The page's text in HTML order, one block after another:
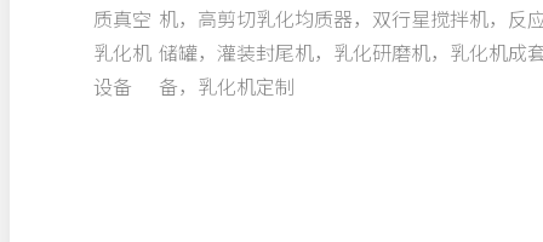
质真空
乳化机
设备
机，高剪切乳化均质器，双行星搅拌机，反
储罐，灌装封尾机，乳化研磨机，乳化机成
备，乳化机定制